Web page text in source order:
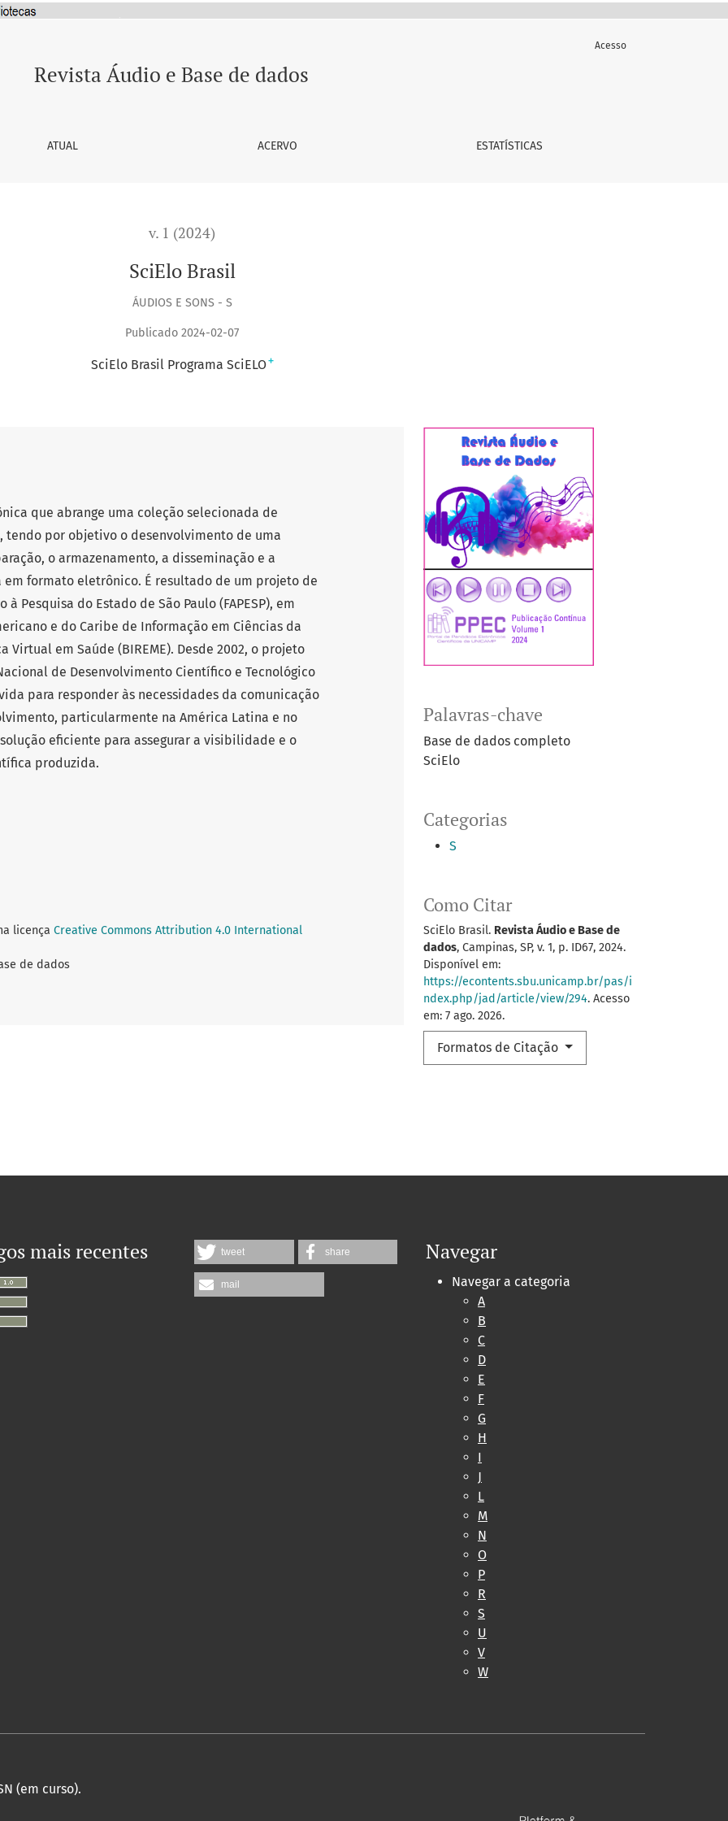
Revista Áudio e Base de dados
ATUAL ACERVO ESTATÍSTICAS
Acesso
v. 1 (2024)
SciElo Brasil
ÁUDIOS E SONS - S
Publicado 2024-02-07
SciElo Brasil Programa SciELO+
Palavras-chave
Base de dados completo
SciElo
Categorias
S
Como Citar
SciElo Brasil. Revista Áudio e Base de
dados, Campinas, SP, v. 1, p. ID67, 2024.
Disponível em:
https://econtents.sbu.unicamp.br/pas/i
ndex.php/jad/article/view/294. Acesso
em: 7 ago. 2026.
Formatos de Citação
que abrange uma coleção selecionada de
por objetivo o desenvolvimento de uma
o armazenamento, a disseminação e a
formato eletrônico. É resultado de um projeto de
Pesquisa do Estado de São Paulo (FAPESP), em
e do Caribe de Informação em Ciências da
em Saúde (BIREME). Desde 2002, o projeto
de Desenvolvimento Científico e Tecnológico
para responder às necessidades da comunicação
particularmente na América Latina e no
eficiente para assegurar a visibilidade e o
produzida.
licença Creative Commons Attribution 4.0 International
de dados
mais recentes tweet share
mail
Navegar
Navegar a categoria
A
B
C
D
E
F
G
H
I
J
L
M
N
O
P
R
S
U
V
W
(em curso).